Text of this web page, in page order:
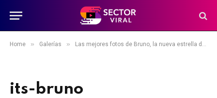
Home » Galerías » Las mejores fotos de Bruno, la nueva estrella de Netflix
its-bruno